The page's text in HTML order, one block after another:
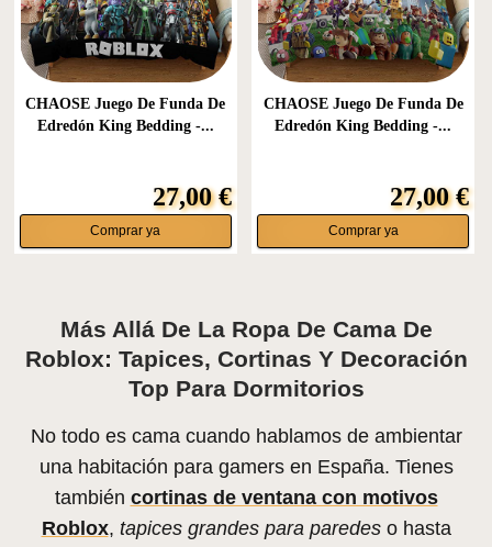
CHAOSE Juego De Funda De
Edredón King Bedding -...
27,00 €
Comprar ya
CHAOSE Juego De Funda De
Edredón King Bedding -...
27,00 €
Comprar ya
Más Allá De La Ropa De Cama De
Roblox: Tapices, Cortinas Y Decoración
Top Para Dormitorios
No todo es cama cuando hablamos de ambientar
una habitación para gamers en España. Tienes
también cortinas de ventana con motivos
Roblox, tapices grandes para paredeso hasta